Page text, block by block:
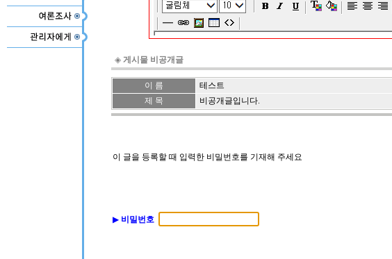
◈ 게시물 비공개글
이 름
테스트
제 목
비공개글입니다.
이 글을 등록할 때 입력한 비밀번호를 기재해 주세요
▶ 비밀번호